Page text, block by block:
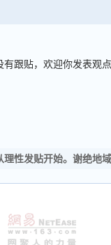
有跟贴，欢迎你发表观点
理性发贴开始。谢绝地